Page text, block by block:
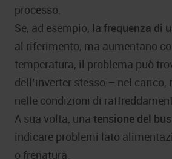
processo.
Se, ad esempio, la frequenza di
al riferimento, ma aumentano
temperatura, il problema può
dell’inverter stesso – nel carico,
nelle condizioni di
A sua volta, una tensione del
indicare problemi lato
o frenatura.